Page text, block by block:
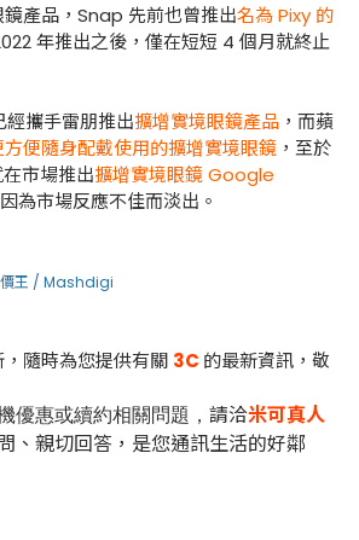
產品，Snap 先前也曾推出名為 Pixy 的
年推出之後，僅在短短 4 個月就終止
攜手雷朋推出擴增實境眼鏡產品 ，而蘋
方便隨身配戴使用的擴增實境眼鏡 ，至於
市場推出擴增實境眼鏡 Google
為市場反應不佳而淡出。
王 / Mashdigi
隨時為您提供有關 3C 的最新資訊，敬
優惠或續約相關問題， 請洽米可真人
、親切回答，是您通訊生活的好鄰